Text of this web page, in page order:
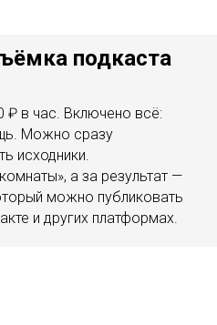
подкаста
₽ в час. Включено всё:
Можно сразу
исходники.
а за результат —
можно публиковать
и других платформах.